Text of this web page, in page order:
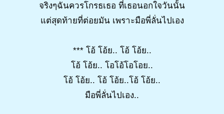
จริงๆฉันควรโกรธเธอ ที่เธอนอกใจวันนั้น
แต่สุดท้ายที่ต่อยมัน เพราะมือพี่ลั่นไปเอง
*** โอ้ โอ้ย.. โอ้ โอ้ย..
โอ้ โอ้ย.. โอโอ้โอโอย..
โอ้ โอ้ย.. โอ้ โอ้ย..โอ้ โอ้ย..
มือพี่ลั่นไปเอง..